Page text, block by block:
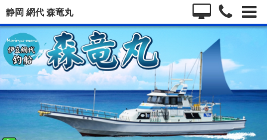
静岡 網代 森竜丸